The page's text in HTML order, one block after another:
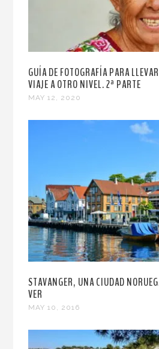
GUÍA DE FOTOGRAFÍA PARA
VIAJE A OTRO NIVEL. 2ª PARTE
MAY 12, 2020
STAVANGER, UNA CIUDAD
VER
MAY 10, 2016